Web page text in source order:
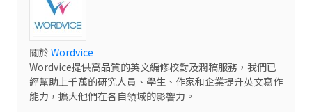
關於Wordvice
Wordvice提供高品質的英文編修校對及潤稿服務，我們已
經幫助上千萬的研究人員、學生、作家和企業提升英文寫作
能力，擴大他們在各自領域的影響力。